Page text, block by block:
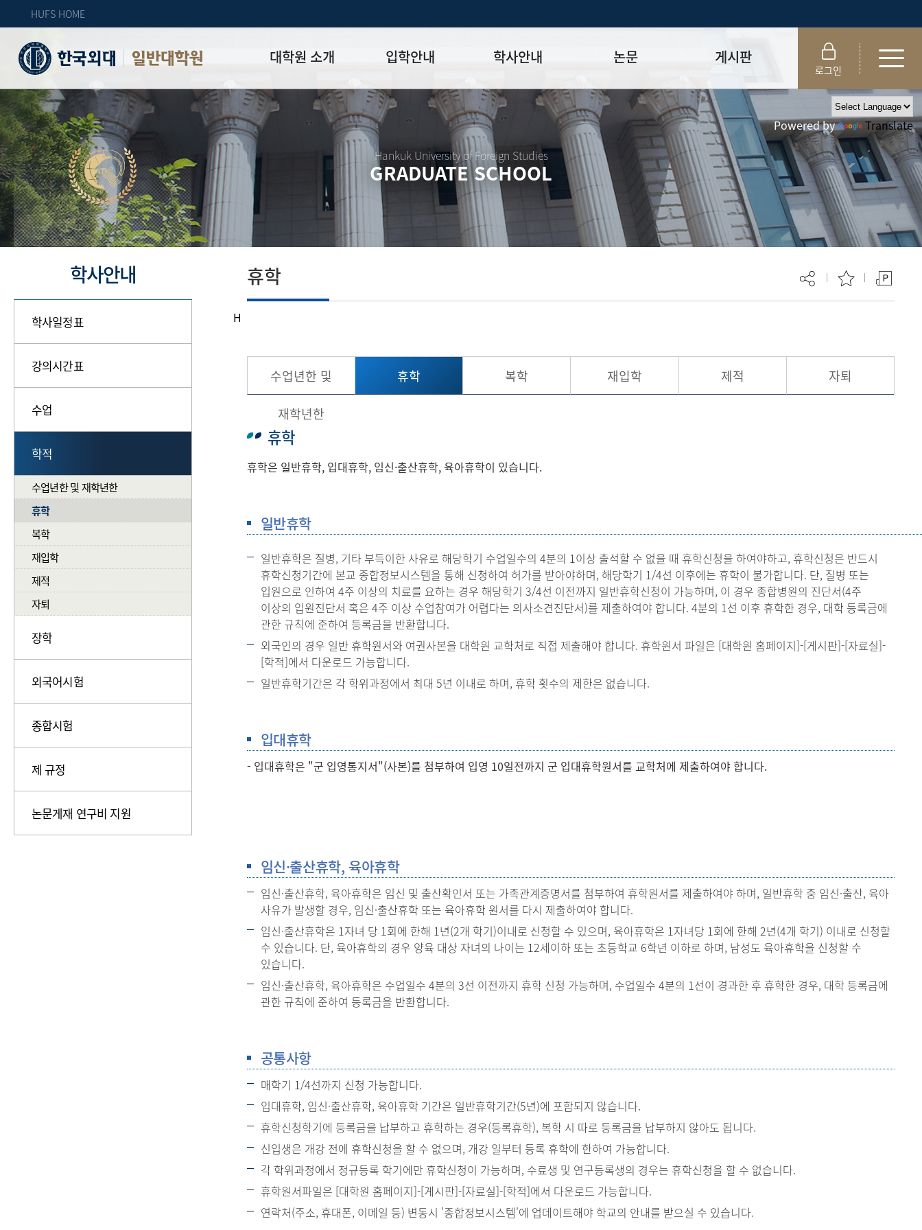
HUFS HOME
일반대학원 대학원 소개
원장인사
연혁
주임교수 연락처
자체 평가
입학안내
모집일정
모집요강
입시 공지사항
학부-대학원 연계과정
석·박사 통합 학위과정
박사후 연구과정
학사안내
학사일정표
강의시간표
수업
학적
장학
외국어시험
종합시험
제 규정
논문
학위논문제출 절차/자격
논문작성법 및 템플릿
양식함
논문지도_
학위논문제안심사
연구윤리교육 이수 안내
연구윤리위원회 규정
연구윤리 지침서
게시판
공지사항
자료실
FAQ
취업·모집 관련 공지
특강·프로그램 관련 공지
대학원생권리장전
대학원 총학생회
외국인 유학생 비자(VISA)
로그인
Hankuk University of Foreign Studies
GRADUATE SCHOOL
Powered by Translate
학사안내
학사일정표
강의시간표
수업
학적
수업년한 및 재학년한
휴학
복학
재입학
제적
자퇴
장학
외국어시험
종합시험
제 규정
논문게재 연구비 지원
H
휴학
수업년한 및
재학년한
휴학 복학 재입학 제적 자퇴
휴학
휴학은 일반휴학, 입대휴학, 임신·출산휴학, 육아휴학이 있습니다.
일반휴학
일반휴학은 질병, 기타 부득이한 사유로 해당학기 수업일수의 4분의 1이상 출석할 수 없을 때 휴학신청을 하여야하고, 휴학신청은 반드시
휴학신청기간에 본교 종합정보시스템을 통해 신청하여 허가를 받아야하며, 해당학기 1/4선 이후에는 휴학이 불가합니다. 단, 질병 또는
입원으로 인하여 4주 이상의 치료를 요하는 경우 해당학기 3/4선 이전까지 일반휴학신청이 가능하며, 이 경우 종합병원의 진단서(4주
이상의 입원진단서 혹은 4주 이상 수업참여가 어렵다는 의사소견진단서)를 제출하여야 합니다. 4분의 1선 이후 휴학한 경우, 대학 등록금에
관한 규칙에 준하여 등록금을 반환합니다.
외국인의 경우 일반 휴학원서와 여권사본을 대학원 교학처로 직접 제출해야 합니다. 휴학원서 파일은 [대학원 홈페이지]-[게시판]-[자료실]-
[학적]에서 다운로드 가능합니다.
일반휴학기간은 각 학위과정에서 최대 5년 이내로 하며, 휴학 횟수의 제한은 없습니다.
입대휴학
- 입대휴학은 "군 입영통지서"(사본)를 첨부하여 입영 10일전까지 군 입대휴학원서를 교학처에 제출하여야 합니다.
임신·출산휴학, 육아휴학
임신·출산휴학, 육아휴학은 임신 및 출산확인서 또는 가족관계증명서를 첨부하여 휴학원서를 제출하여야 하며, 일반휴학 중 임신·출산, 육아
사유가 발생할 경우, 임신·출산휴학 또는 육아휴학 원서를 다시 제출하여야 합니다.
임신·출산휴학은 1자녀 당 1회에 한해 1년(2개 학기)이내로 신청할 수 있으며, 육아휴학은 1자녀당 1회에 한해 2년(4개 학기) 이내로 신청할
수 있습니다. 단, 육아휴학의 경우 양육 대상 자녀의 나이는 12세이하 또는 초등학교 6학년 이하로 하며, 남성도 육아휴학을 신청할 수
있습니다.
임신·출산휴학, 육아휴학은 수업일수 4분의 3선 이전까지 휴학 신청 가능하며, 수업일수 4분의 1선이 경과한 후 휴학한 경우, 대학 등록금에
관한 규칙에 준하여 등록금을 반환합니다.
공통사항
매학기 1/4선까지 신청 가능합니다.
입대휴학, 임신·출산휴학, 육아휴학 기간은 일반휴학기간(5년)에 포함되지 않습니다.
휴학신청학기에 등록금을 납부하고 휴학하는 경우(등록휴학), 복학 시 따로 등록금을 납부하지 않아도 됩니다.
신입생은 개강 전에 휴학신청을 할 수 없으며, 개강 일부터 등록 휴학에 한하여 가능합니다.
각 학위과정에서 정규등록 학기에만 휴학신청이 가능하며, 수료생 및 연구등록생의 경우는 휴학신청을 할 수 없습니다.
휴학원서파일은 [대학원 홈페이지]-[게시판]-[자료실]-[학적]에서 다운로드 가능합니다.
연락처(주소, 휴대폰, 이메일 등) 변동시 '종합정보시스템'에 업데이트해야 학교의 안내를 받으실 수 있습니다.